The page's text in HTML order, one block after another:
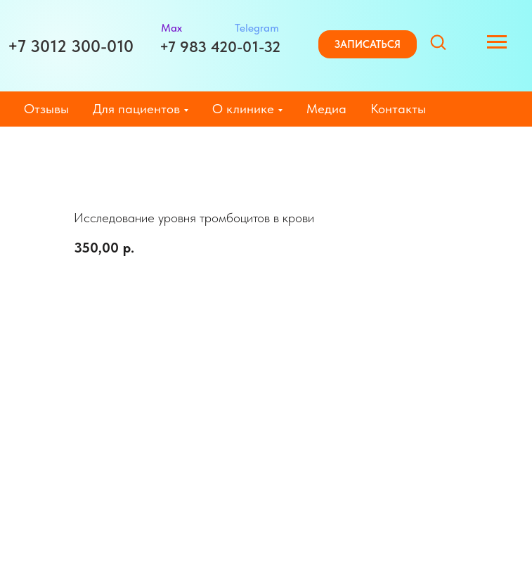
ЗАПИСАТЬСЯ
+7 3012 300-010 +7 983 420-01-32
Max Telegram
Отзывы Для пациентов О клинике Медиа Контакты
Исследование уровня тромбоцитов в крови
350,00 р.